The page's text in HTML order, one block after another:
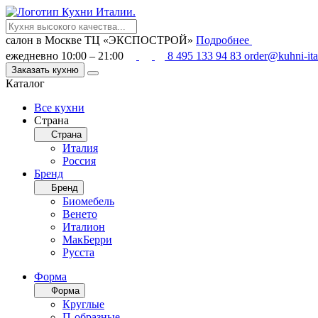
салон в Москве ТЦ «ЭКСПОСТРОЙ» Подробнее
ежедневно 10:00 – 21:00
8 495 133 94 83 order@kuhni-
Заказать кухню
Каталог
Все кухни
Страна
Страна
Италия
Россия
Бренд
Бренд
Биомебель
Венето
Италион
МакБерри
Русста
Форма
Форма
Круглые